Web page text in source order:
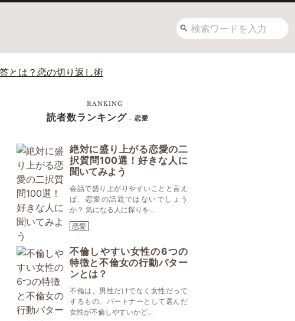
とは？恋の切り返し術
RANKING
読者数ランキング - 恋愛
絶対に盛り上がる恋愛の二
択質問100選！好きな人に
聞いてみよう
会話で盛り上がりやすいことと言え
ば、恋愛の話題ではないでしょう
か？ 気になる人に探りを...
恋愛
不倫しやすい女性の6つの
特徴と不倫女の行動パター
ンとは？
不倫は、男性だけでなく女性だって
するもの。パートナーとして選んだ
女性が不倫しやすいかど...